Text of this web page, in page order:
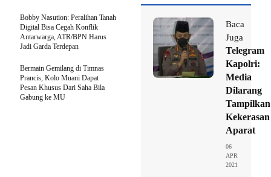
Baca
Juga
Telegram
Kapolri:
Media
Dilarang
Tampilkan
Kekerasan
Aparat
06
APR
2021
Bobby Nasution: Peralihan Tanah
Digital Bisa Cegah Konflik
Antarwarga, ATR/BPN Harus
Jadi Garda Terdepan
Bermain Gemilang di Timnas
Prancis, Kolo Muani Dapat
Pesan Khusus Dari Saha Bila
Gabung ke MU